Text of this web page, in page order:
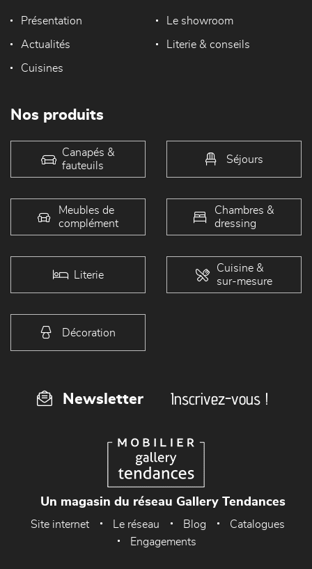
Présentation Le showroom
Actualités Literie & conseils
Cuisines
Nos produits
Canapés &
fauteuils
Séjours
Meubles de
complément
Chambres &
dressing
Literie
Cuisine &
sur-mesure
Décoration
Newsletter Inscrivez-vous !
Un magasin du réseau Gallery Tendances
Site internet Le réseau Blog
Catalogues
Engagements